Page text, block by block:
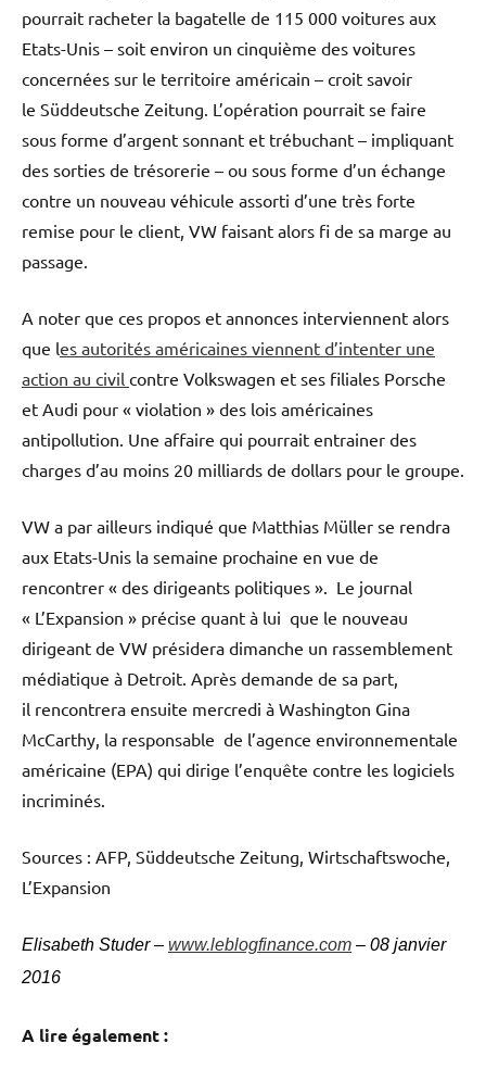
pourrait racheter la bagatelle de 115 000 voitures aux
Etats-Unis – soit environ un cinquième des voitures
concernées sur le territoire américain – croit savoir
le Süddeutsche Zeitung. L’opération pourrait se faire
sous forme d’argent sonnant et trébuchant – impliquant
des sorties de trésorerie – ou sous forme d’un échange
contre un nouveau véhicule assorti d’une très forte
remise pour le client, VW faisant alors fi de sa marge au
passage.
A noter que ces propos et annonces interviennent alors
que les autorités américaines viennent d’intenter une
action au civil contre Volkswagen et ses filiales Porsche
et Audi pour « violation » des lois américaines
antipollution. Une affaire qui pourrait entrainer des
charges d’au moins 20 milliards de dollars pour le groupe.
VW a par ailleurs indiqué que Matthias Müller se rendra
aux Etats-Unis la semaine prochaine en vue de
rencontrer « des dirigeants politiques ». Le journal
« L’Expansion » précise quant à lui que le nouveau
dirigeant de VW présidera dimanche un rassemblement
médiatique à Detroit. Après demande de sa part,
il rencontrera ensuite mercredi à Washington Gina
McCarthy, la responsable de l’agence environnementale
américaine (EPA) qui dirige l’enquête contre les logiciels
incriminés.
Sources : AFP, Süddeutsche Zeitung, Wirtschaftswoche,
L’Expansion
Elisabeth Studer – www.leblogfinance.com – 08 janvier
2016
A lire également :